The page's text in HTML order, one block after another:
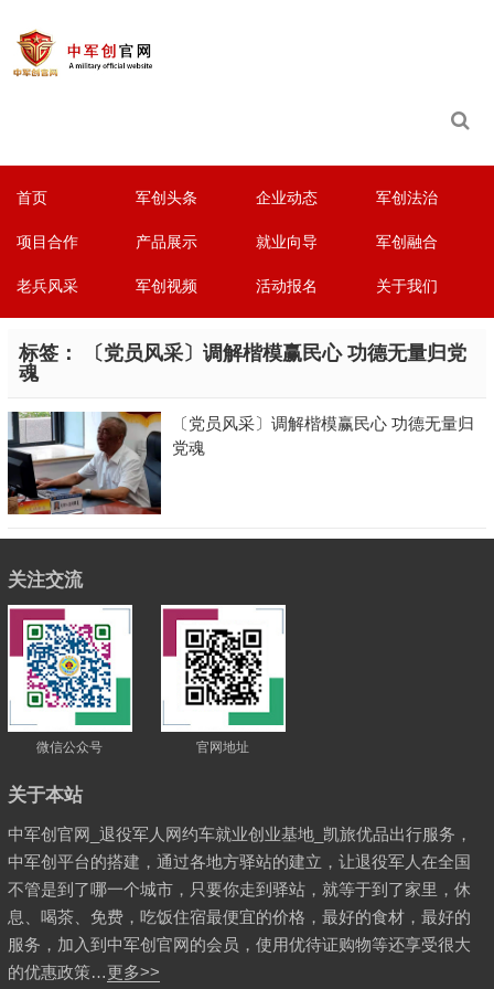
首页 军创头条 企业动态 军创法治
项目合作 产品展示 就业向导 军创融合
老兵风采 军创视频 活动报名 关于我们
标签：
〔党员风采〕调解楷模赢民心 功德无量归党
魂
〔党员风采〕调解楷模赢民心 功德无量归
党魂
关注交流
微信公众号 官网地址
关于本站
中军创官网_退役军人网约车就业创业基地_凯旅优品出行服务，
中军创平台的搭建，通过各地方驿站的建立，让退役军人在全国
不管是到了哪一个城市，只要你走到驿站，就等于到了家里，休
息、喝茶、免费，吃饭住宿最便宜的价格，最好的食材，最好的
服务，加入到中军创官网的会员，使用优待证购物等还享受很大
的优惠政策…更多>>